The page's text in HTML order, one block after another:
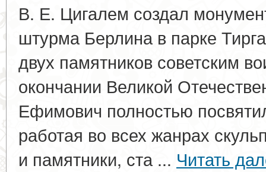
В. Е. Цигалем создал
штурма Берлина в парке
двух памятников советским
окончании Великой
Ефимович полностью
работая во всех жанрах
и памятники, ста ... Читать